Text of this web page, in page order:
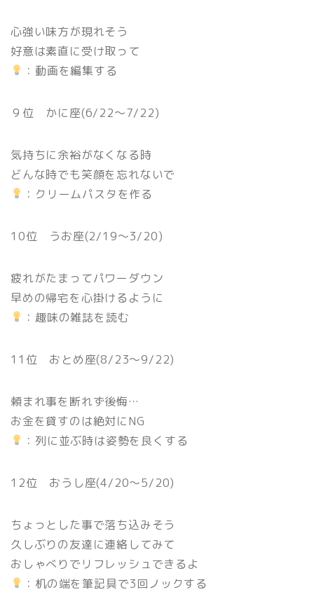
心強い味方が現れそう
好意は素直に受け取って
：動画を編集する
９位 かに座(6/22〜7/22)
気持ちに余裕がなくなる時
どんな時でも笑顔を忘れないで
：クリームパスタを作る
10位 うお座(2/19〜3/20)
疲れがたまってパワーダウン
早めの帰宅を心掛けるように
：趣味の雑誌を読む
11位 おとめ座(8/23〜9/22)
頼まれ事を断れず後悔…
お金を貸すのは絶対にNG
：列に並ぶ時は姿勢を良くする
12位 おうし座(4/20〜5/20)
ちょっとした事で落ち込みそう
久しぶりの友達に連絡してみて
おしゃべりでリフレッシュできるよ
：机の端を筆記具で3回ノックする